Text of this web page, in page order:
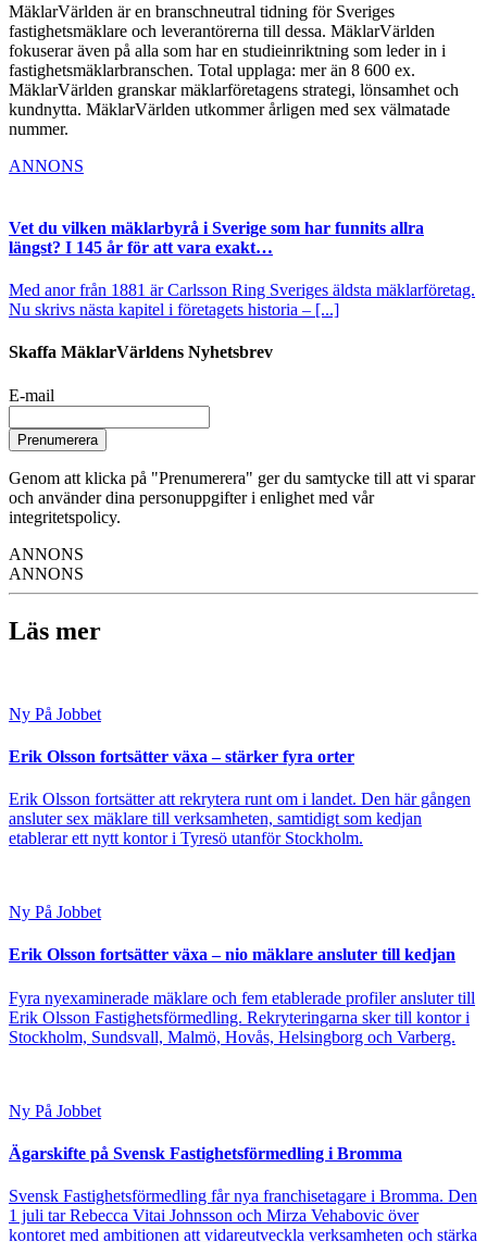
MäklarVärlden är en branschneutral tidning för Sveriges
fastighetsmäklare och leverantörerna till dessa. MäklarVärlden
fokuserar även på alla som har en studieinriktning som leder in i
fastighetsmäklarbranschen. Total upplaga: mer än 8 600 ex.
MäklarVärlden granskar mäklarföretagens strategi, lönsamhet och
kundnytta. MäklarVärlden utkommer årligen med sex välmatade
nummer.
ANNONS
Vet du vilken mäklarbyrå i Sverige som har funnits allra
längst? I 145 år för att vara exakt…
Med anor från 1881 är Carlsson Ring Sveriges äldsta mäklarföretag.
Nu skrivs nästa kapitel i företagets historia – [...]
Skaffa MäklarVärldens Nyhetsbrev
E-mail
Prenumerera
Genom att klicka på "Prenumerera" ger du samtycke till att vi sparar
och använder dina personuppgifter i enlighet med vår
integritetspolicy.
ANNONS
ANNONS
Läs mer
Ny På Jobbet
Erik Olsson fortsätter växa – stärker fyra orter
Erik Olsson fortsätter att rekrytera runt om i landet. Den här gången
ansluter sex mäklare till verksamheten, samtidigt som kedjan
etablerar ett nytt kontor i Tyresö utanför Stockholm.
Ny På Jobbet
Erik Olsson fortsätter växa – nio mäklare ansluter till kedjan
Fyra nyexaminerade mäklare och fem etablerade profiler ansluter till
Erik Olsson Fastighetsförmedling. Rekryteringarna sker till kontor i
Stockholm, Sundsvall, Malmö, Hovås, Helsingborg och Varberg.
Ny På Jobbet
Ägarskifte på Svensk Fastighetsförmedling i Bromma
Svensk Fastighetsförmedling får nya franchisetagare i Bromma. Den
1 juli tar Rebecca Vitai Johnsson och Mirza Vehabovic över
kontoret med ambitionen att vidareutveckla verksamheten och stärka